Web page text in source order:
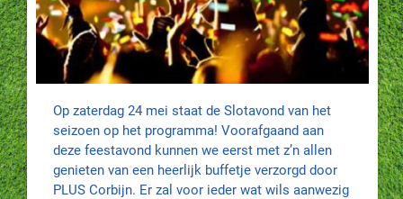
Op zaterdag 24 mei staat de Slotavond van het
seizoen op het programma! Voorafgaand aan
deze feestavond kunnen we eerst met z’n allen
genieten van een heerlijk buffetje verzorgd door
PLUS Corbijn. Er zal voor ieder wat wils aanwezig